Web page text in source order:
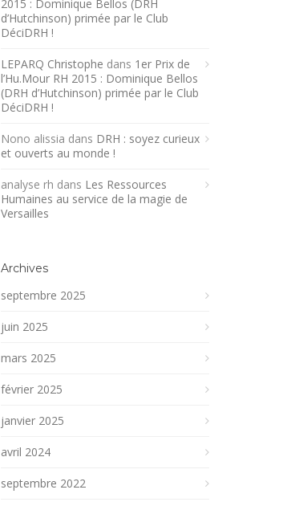
2015 : Dominique Bellos (DRH
d’Hutchinson) primée par le Club
DéciDRH !
LEPARQ Christophe dans 1er Prix de
l’Hu.Mour RH 2015 : Dominique Bellos
(DRH d’Hutchinson) primée par le Club
DéciDRH !
Nono alissia dans DRH : soyez curieux
et ouverts au monde !
analyse rh dans Les Ressources
Humaines au service de la magie de
Versailles
Archives
septembre 2025
juin 2025
mars 2025
février 2025
janvier 2025
avril 2024
septembre 2022